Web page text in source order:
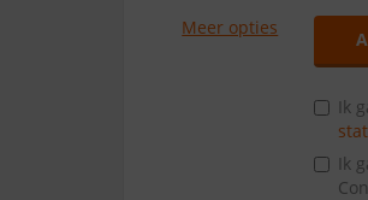
Meer opties
Ik
Ik